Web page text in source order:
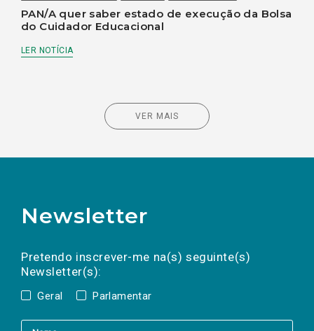
PAN/A quer saber estado de execução da Bolsa
do Cuidador Educacional
LER NOTÍCIA
VER MAIS
Newsletter
Pretendo inscrever-me na(s) seguinte(s)
Newsletter(s):
Geral Parlamentar
a(s) newsletter(s).
mail